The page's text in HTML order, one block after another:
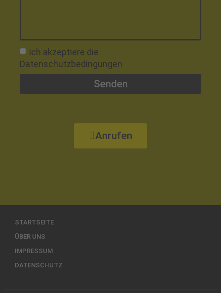
Ich akzeptiere die
Datenschutzbedingungen
Senden
Anrufen
STARTSEITE
ÜBER UNS
IMPRESSUM
DATENSCHUTZ